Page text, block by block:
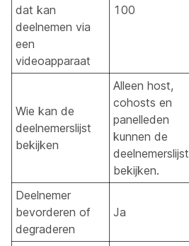
dat kan
deelnemen via
een
videoapparaat
100
Wie kan de
deelnemerslijst
bekijken
Alleen host,
cohosts en
panelleden
kunnen de
deelnemerslijst
bekijken.
Deelnemer
bevorderen of
degraderen
Ja